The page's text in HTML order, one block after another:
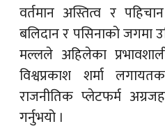
वर्तमान अस्तित्व र
बलिदान र पसिनाको जगमा
मल्लले अहिलेका
विश्वप्रकाश शर्मा
राजनीतिक प्लेटफर्म
गर्नुभयो ।